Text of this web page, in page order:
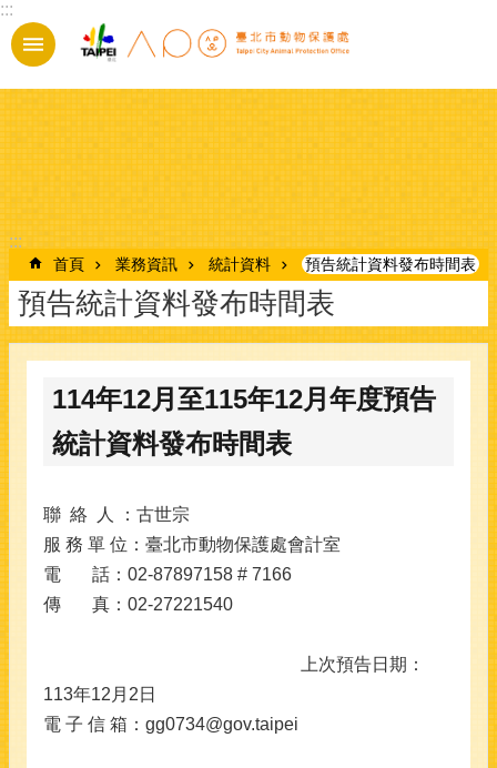
跳到主要內容區塊
:::
:::
首頁 業務資訊 統計資料 預告統計資料發布時間表
預告統計資料發布時間表
114年12月至115年12月年度預告
統計資料發布時間表
聯 絡 人 ：古世宗
服 務 單 位：臺北市動物保護處會計室
電 話：02-87897158 # 7166
傳 真：02-27221540
上次預告日期：
113年12月2日
電 子 信 箱：gg0734@gov.taipei